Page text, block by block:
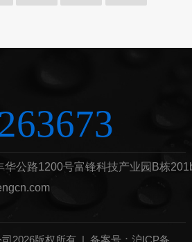
华公路1200号富锋科技产业园B栋
司2026版权所有 | 备案号：沪ICP备